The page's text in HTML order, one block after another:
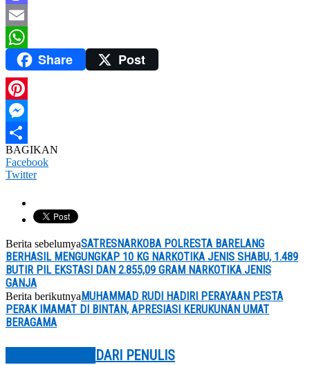
Mastodon
Email
WhatsAppShare Post
Pinterest
Messenger
Share
BAGIKAN
Facebook
Twitter
Berita sebelumyaSATRESNARKOBA POLRESTA BARELANG
BERHASIL MENGUNGKAP 10 KG NARKOTIKA JENIS SHABU, 1.489
BUTIR PIL EKSTASI DAN 2.855,09 GRAM NARKOTIKA JENIS
GANJA
Berita berikutnyaMUHAMMAD RUDI HADIRI PERAYAAN PESTA
PERAK IMAMAT DI BINTAN, APRESIASI KERUKUNAN UMAT
BERAGAMA
DARI PENULIS